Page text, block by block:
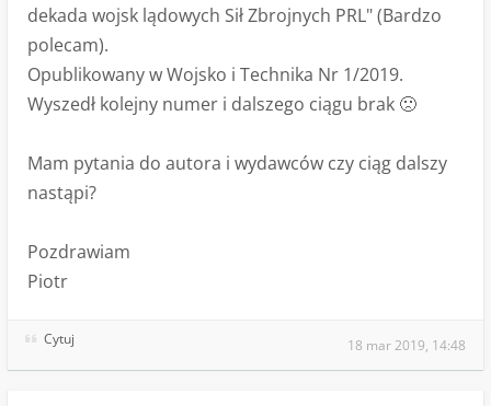
dekada wojsk lądowych Sił Zbrojnych PRL" (Bardzo
polecam).
Opublikowany w Wojsko i Technika Nr 1/2019.
Wyszedł kolejny numer i dalszego ciągu brak 🙁
Mam pytania do autora i wydawców czy ciąg dalszy
nastąpi?
Pozdrawiam
Piotr
Cytuj 18 mar 2019, 14:48